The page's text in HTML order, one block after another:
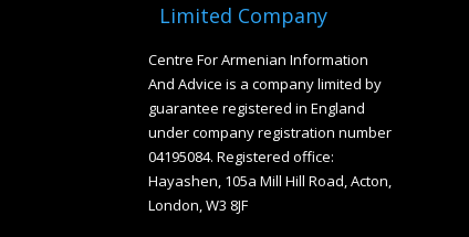
Limited Company
Centre For Armenian Information
And Advice is a company limited by
guarantee registered in England
under company registration number
04195084. Registered office:
Hayashen, 105a Mill Hill Road, Acton,
London, W3 8JF